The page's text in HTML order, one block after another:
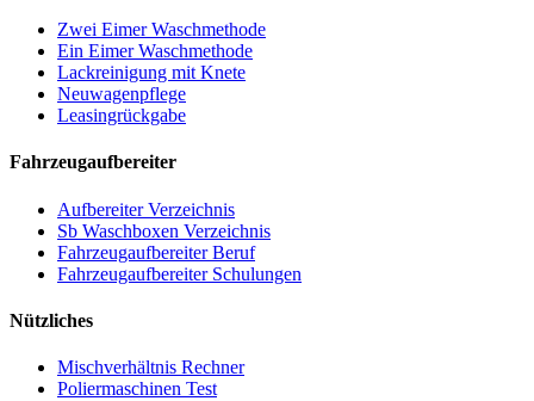
Zwei Eimer Waschmethode
Ein Eimer Waschmethode
Lackreinigung mit Knete
Neuwagenpflege
Leasingrückgabe
Fahrzeugaufbereiter
Aufbereiter Verzeichnis
Sb Waschboxen Verzeichnis
Fahrzeugaufbereiter Beruf
Fahrzeugaufbereiter Schulungen
Nützliches
Mischverhältnis Rechner
Poliermaschinen Test